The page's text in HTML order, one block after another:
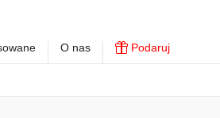
O nas Podaruj